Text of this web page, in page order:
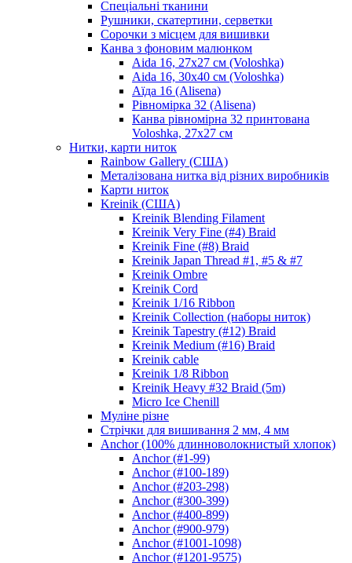
Спеціальні тканини
Рушники, скатертини, серветки
Сорочки з місцем для вишивки
Канва з фоновим малюнком
Aida 16, 27х27 см (Voloshka)
Aida 16, 30х40 см (Voloshka)
Аїда 16 (Alisena)
Рівномірка 32 (Alisena)
Канва рівномірна 32 принтована
Voloshka, 27х27 см
Нитки, карти ниток
Rainbow Gallery (США)
Металізована нитка від різних виробників
Карти ниток
Kreinik (США)
Kreinik Blending Filament
Kreinik Very Fine (#4) Braid
Kreinik Fine (#8) Braid
Kreinik Japan Thread #1, #5 & #7
Kreinik Ombre
Kreinik Cord
Kreinik 1/16 Ribbon
Kreinik Collection (наборы ниток)
Kreinik Tapestry (#12) Braid
Kreinik Medium (#16) Braid
Kreinik cable
Kreinik 1/8 Ribbon
Kreinik Heavy #32 Braid (5m)
Micro Ice Chenill
Муліне різне
Стрічки для вишивання 2 мм, 4 мм
Anchor (100% длинноволокнистый хлопок)
Anchor (#1-99)
Anchor (#100-189)
Anchor (#203-298)
Anchor (#300-399)
Anchor (#400-899)
Anchor (#900-979)
Anchor (#1001-1098)
Anchor (#1201-9575)